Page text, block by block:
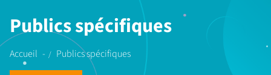
Publics spécifiques
Accueil Publics spécifiques